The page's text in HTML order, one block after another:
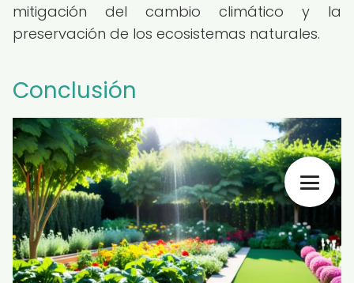
mitigación del cambio climático y la
preservación de los ecosistemas naturales.
Conclusión